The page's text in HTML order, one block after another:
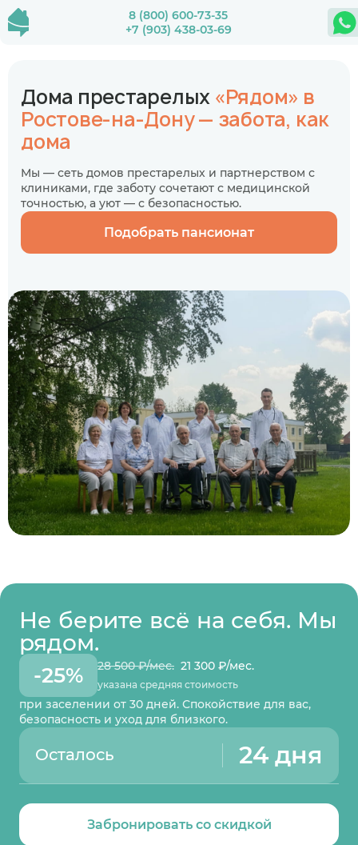
8 (800) 600-73-35
+7 (903) 438-03-69
Дома престарелых «Рядом» в
Ростове-на-Дону — забота, как
дома
Мы — сеть домов престарелых и партнерством с
клиниками, где заботу сочетают с медицинской
точностью, а уют — с безопасностью.
Подобрать пансионат
Не берите всё на себя. Мы
рядом.
-25% 28 500 ₽/мес. 21 300 ₽/мес.
указана средняя стоимость
при заселении от 30 дней. Спокойствие для вас,
безопасность и уход для близкого.
Осталось 24 дня
Забронировать со скидкой